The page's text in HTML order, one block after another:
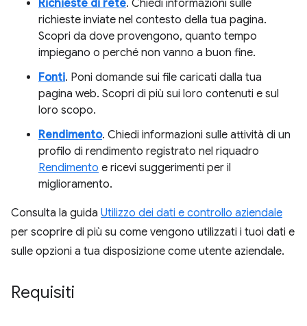
Richieste di rete. Chiedi informazioni sulle
richieste inviate nel contesto della tua pagina.
Scopri da dove provengono, quanto tempo
impiegano o perché non vanno a buon fine.
Fonti. Poni domande sui file caricati dalla tua
pagina web. Scopri di più sui loro contenuti e sul
loro scopo.
Rendimento. Chiedi informazioni sulle attività di un
profilo di rendimento registrato nel riquadro
Rendimento e ricevi suggerimenti per il
miglioramento.
Consulta la guida Utilizzo dei dati e controllo aziendale
per scoprire di più su come vengono utilizzati i tuoi dati e
sulle opzioni a tua disposizione come utente aziendale.
Requisiti